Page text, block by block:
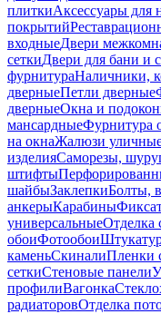
плиткиАксессуары для
покрытий
входныеДвери
сеткиДвери для бани и
фурнитураНаличники,
дверныеПетли дверные
дверныеОкна и
мансардныеФурнитура
на окнаЖалюзи
изделияСаморезы,
штифты
шайбыЗаклепкиБолты,
анкерыКарабины
универсальныеОтделка
обоиФотообои
каменьСкиналиПленки
сеткиСтеновые панели
профилиВагонка
радиаторовОтделка